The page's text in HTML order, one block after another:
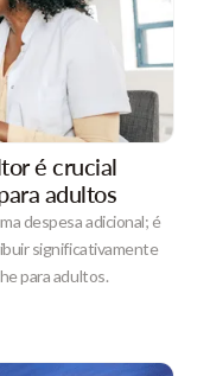
é crucial
adultos
despesa adicional; é
significativamente
para adultos.